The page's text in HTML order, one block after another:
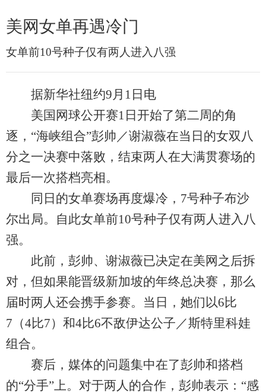
美网女单再遇冷门
女单前10号种子仅有两人进入八强
据新华社纽约9月1日电
美国网球公开赛1日开始了第二周的角
逐，“海峡组合”彭帅／谢淑薇在当日的女双八
分之一决赛中落败，结束两人在大满贯赛场的
最后一次搭档亮相。
同日的女单赛场再度爆冷，7号种子布沙
尔出局。自此女单前10号种子仅有两人进入八
强。
此前，彭帅、谢淑薇已决定在美网之后拆
对，但如果能晋级新加坡的年终总决赛，那么
届时两人还会携手参赛。当日，她们以6比
7（4比7）和4比6不敌伊达公子／斯特里科娃
组合。
赛后，媒体的问题集中在了彭帅和搭档
的“分手”上。对于两人的合作，彭帅表示：“感